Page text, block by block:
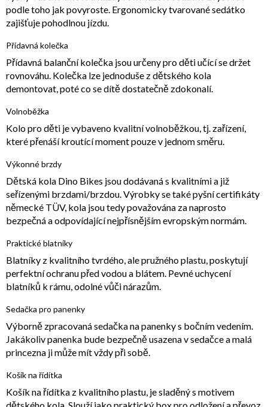
podle toho jak povyroste. Ergonomicky tvarované sedátko
zajišťuje pohodlnou jízdu.
Přídavná kolečka
Přídavná balanční kolečka jsou určeny pro děti učící se držet
rovnováhu. Kolečka lze jednoduše z dětského kola
demontovat, poté co se dítě dostatečně zdokonalí.
Volnoběžka
Kolo pro děti je vybaveno kvalitní volnoběžkou, tj. zařízení,
které přenáší kroutící moment pouze v jednom směru.
Výkonné brzdy
Dětská kola Dino Bikes jsou dodávaná s kvalitními a již
seřízenými brzdami/brzdou. Výrobky se také pyšní certifikáty
německé TÜV, kola jsou tedy považována za naprosto
bezpečná a odpovídající nejpřísnějším evropským normám.
Praktické blatníky
Blatníky z kvalitního tvrdého, ale pružného plastu, poskytují
perfektní ochranu před vodou a blátem. Pevné uchycení
blatníků k rámu, odolné vůči nárazům.
Sedačka pro panenky
Výborně zpracovaná sedačka na panenky s bočním vedením.
Jakákoliv panenka bude bezpečně usazena v sedačce a malá
princezna ji může mít vždy při sobě.
Košík na řídítka
Košík na řídítka z kvalitního plastu, je sladěný s motivem